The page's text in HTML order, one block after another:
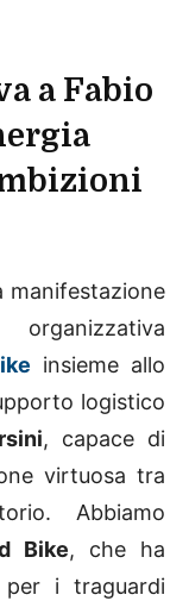
a Fabio
manifestazione
organizzativa
insieme allo
logistico
, capace di
virtuosa tra
Abbiamo
Bike, che ha
per i traguardi